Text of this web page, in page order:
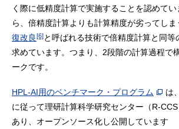
く際に低精度計算で実施することを認めて
ら、倍精度計算よりも計算精度が劣ってしま
復改良[6]と呼ばれる技術で倍精度計算と同等
求めています。つまり、2段階の計算過程で
ークです。
HPL-AI用のベンチマーク・プログラム
は
に従って理研計算科学研究センター（R-
あり、オープンソース化し公開しています